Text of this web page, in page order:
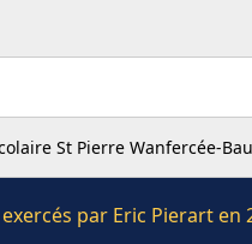
St Pierre Wanfercée-
par Eric Pierart en